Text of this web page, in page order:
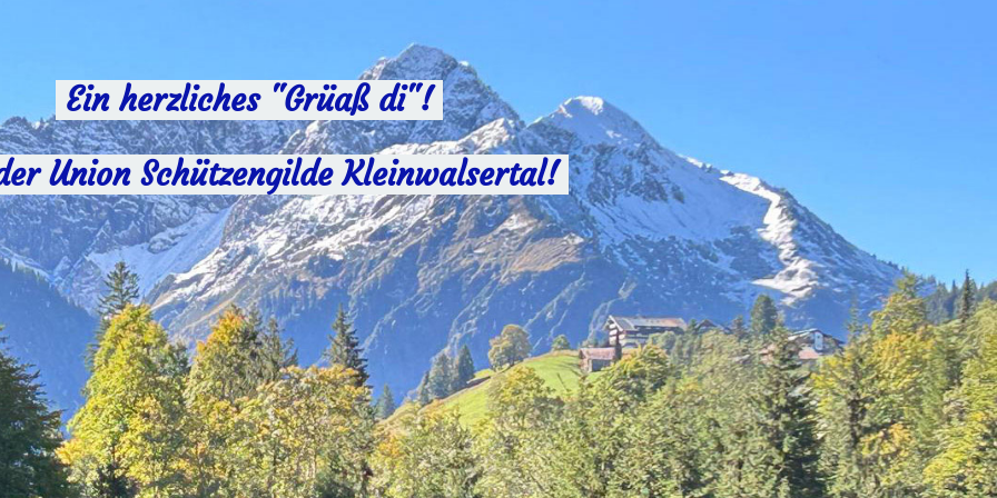
Ein herzliches "Grüaß di"!
Union Schützengilde Kleinwalsertal!